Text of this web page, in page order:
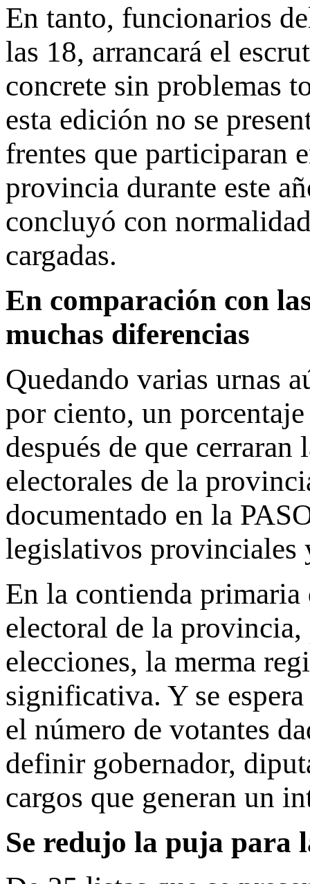
En tanto, funcionarios
las 18, arrancará el
concrete sin problemas
esta edición no se
frentes que participaran
provincia durante este
concluyó con
cargadas.
En comparación con
muchas diferencias
Quedando varias urnas
por ciento, un
después de que
electorales de la
documentado en la
legislativos provinciales
En la contienda
electoral de la provincia,
elecciones, la merma
significativa. Y se
el número de votantes
definir gobernador,
cargos que generan un
Se redujo la puja para